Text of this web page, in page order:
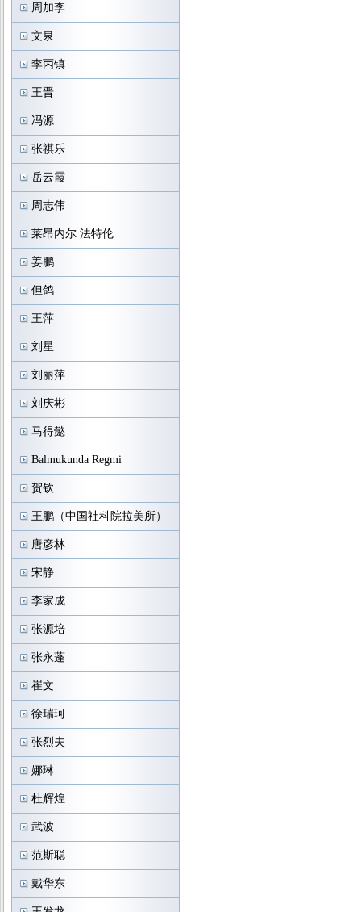
周加李
文泉
李丙镇
王晋
冯源
张祺乐
岳云霞
周志伟
莱昂内尔 法特伦
姜鹏
但鸽
王萍
刘星
刘丽萍
刘庆彬
马得懿
Balmukunda Regmi
贺钦
王鹏（中国社科院拉美所）
唐彦林
宋静
李家成
张源培
张永蓬
崔文
徐瑞珂
张烈夫
娜琳
杜辉煌
武波
范斯聪
戴华东